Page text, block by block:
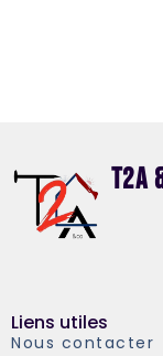
Liens utiles
Nous contacter
T2A